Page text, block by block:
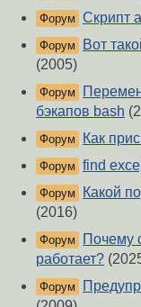
Форум Скрипт
Форум
Вот
(2005)
Форум
бэкапов bash
Форум Как
Форум find
Форум
Какой
(2016)
Форум
Почему
работает?
Форум